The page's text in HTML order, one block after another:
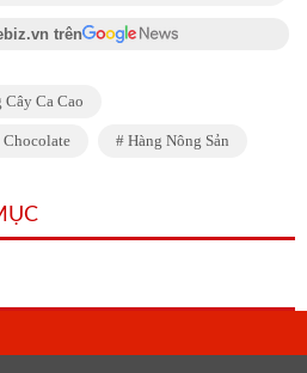
trên
Cây Ca Cao
Chocolate Hàng Nông Sản